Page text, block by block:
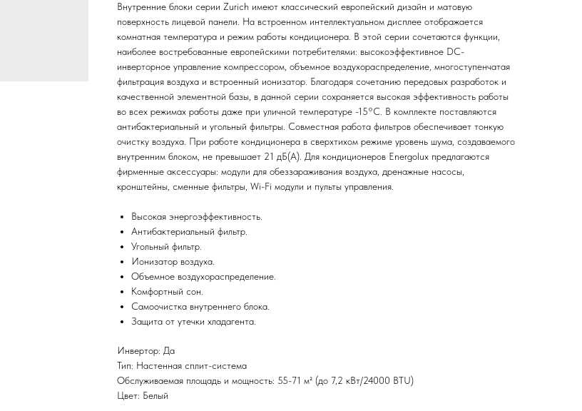
Внутренние блоки серии Zurich имеют классический европейский дизайн и матовую
поверхность лицевой панели. На встроенном интеллектуальном дисплее отображается
комнатная температура и режим работы кондиционера. В этой серии сочетаются функции,
наиболее востребованные европейскими потребителями: высокоэффективное DC-
инверторное управление компрессором, объемное воздухораспределение, многоступенчатая
фильтрация воздуха и встроенный ионизатор. Благодаря сочетанию передовых разработок и
качественной элементной базы, в данной серии сохраняется высокая эффективность работы
во всех режимах работы даже при уличной температуре -15°С. В комплекте поставляются
антибактериальный и угольный фильтры. Совместная работа фильтров обеспечивает тонкую
очистку воздуха. При работе кондиционера в сверхтихом режиме уровень шума, создаваемого
внутренним блоком, не превышает 21 дБ(А). Для кондиционеров Energolux предлагаются
фирменные аксессуары: модули для обеззараживания воздуха, дренажные насосы,
кронштейны, сменные фильтры, Wi-Fi модули и пульты управления.
Высокая энергоэффективность.
Антибактериальный фильтр.
Угольный фильтр.
Ионизатор воздуха.
Объемное воздухораспределение.
Комфортный сон.
Самоочистка внутреннего блока.
Защита от утечки хладагента.
Инвертор: Да
Тип: Настенная сплит-система
Обслуживаемая площадь и мощность: 55-71 м² (до 7,2 кВт/24000 BTU)
Цвет: Белый